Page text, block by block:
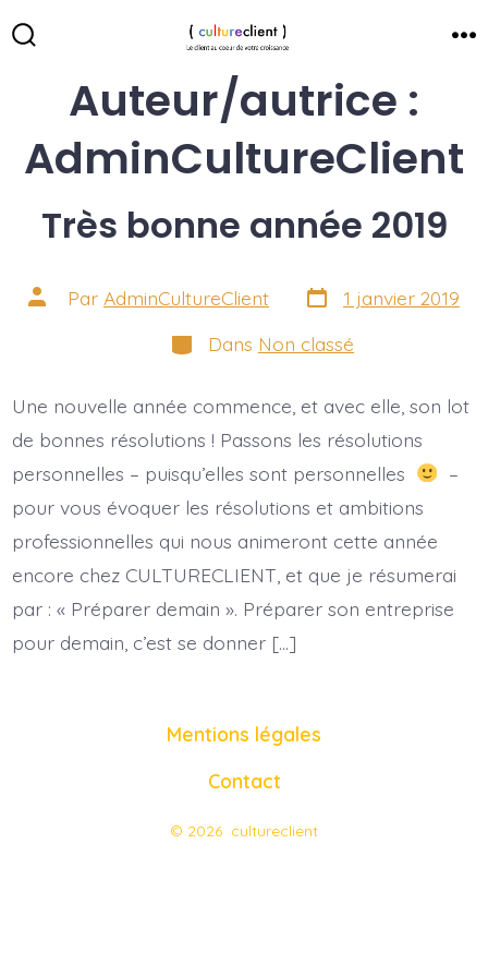
Auteur/autrice :
AdminCultureClient
Très bonne année 2019
Par AdminCultureClient
1 janvier 2019
Dans Non classé
Une nouvelle année commence, et avec elle, son lot
de bonnes résolutions ! Passons les résolutions
personnelles – puisqu’elles sont personnelles
–
pour vous évoquer les résolutions et ambitions
professionnelles qui nous animeront cette année
encore chez CULTURECLIENT, et que je résumerai
par : « Préparer demain ». Préparer son entreprise
pour demain, c’est se donner […]
Mentions légales
Contact
© 2026 cultureclient